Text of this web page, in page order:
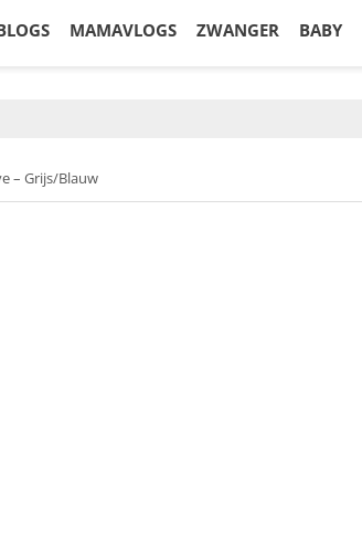
MAMAVLOGS ZWANGER BABY
– Grijs/Blauw